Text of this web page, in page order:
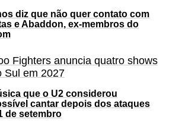
diz que não quer contato com
e Abaddon, ex-membros do
Fighters anuncia quatro shows
Sul em 2027
que o U2 considerou
cantar depois dos ataques
de setembro